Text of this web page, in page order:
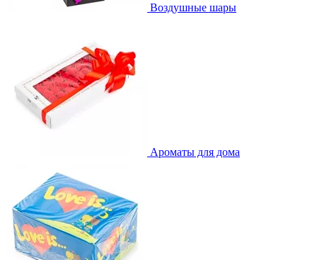
Воздушные шары
Ароматы для дома